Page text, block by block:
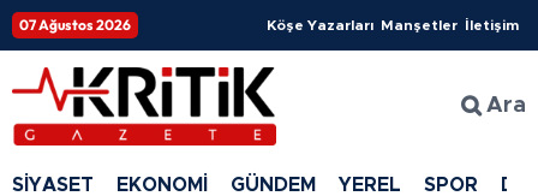
07 Ağustos 2026 Köşe Yazarları Manşetler İletişim
Ara
SİYASET EKONOMİ GÜNDEM YEREL SPOR